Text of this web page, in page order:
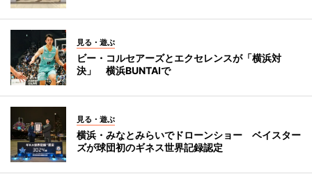
見る・遊ぶ
ビー・コルセアーズとエクセレンスが「横浜対
決」 横浜BUNTAIで
見る・遊ぶ
横浜・みなとみらいでドローンショー ベイスター
ズが球団初のギネス世界記録認定